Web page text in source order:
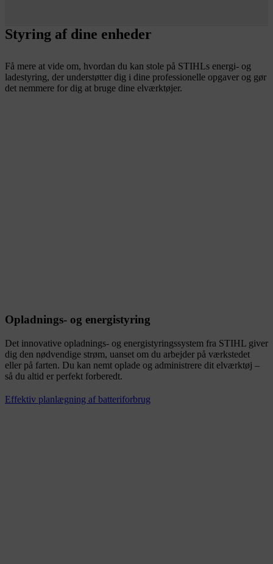
Styring af dine enheder
Få mere at vide om, hvordan du kan stole på STIHLs energi- og
ladestyring, der understøtter dig i dine professionelle opgaver og gør
det nemmere for dig at bruge dine elværktøjer.
Opladnings- og energistyring
Det innovative opladnings- og energistyringssystem fra STIHL giver
dig den nødvendige strøm, uanset om du arbejder på værkstedet
eller på farten. Du kan nemt oplade og administrere dit elværktøj –
så du altid er perfekt forberedt.
Effektiv planlægning af batteriforbrug